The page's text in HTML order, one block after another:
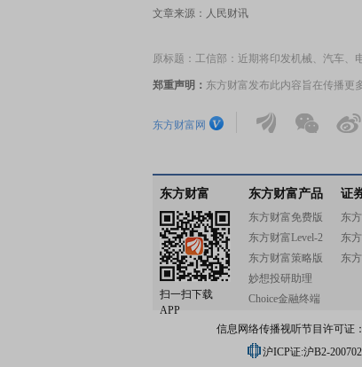
文章来源：人民财讯
原标题：工信部：近期将印发机械、汽车、
郑重声明： 东方财富发布此内容旨在传播更
东方财富网
东方财富
扫一扫下载
APP
东方财富产品
东方财富免费版
东方财富Level-2
东方财富策略版
妙想投研助理
Choice金融终端
证
东
东
东
信息网络传播视听节目许可证
沪ICP证:沪B2-